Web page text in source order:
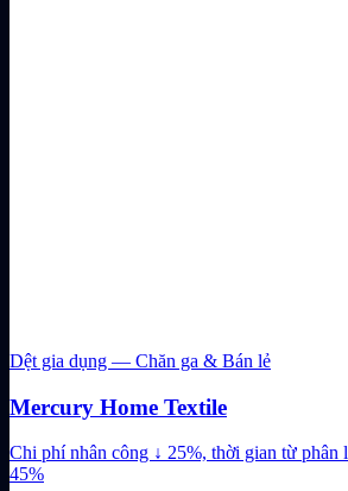
Dệt gia dụng — Chăn ga & Bán lẻ
Mercury Home Textile
Chi phí nhân công ↓ 25%, thời gian từ phân
45%